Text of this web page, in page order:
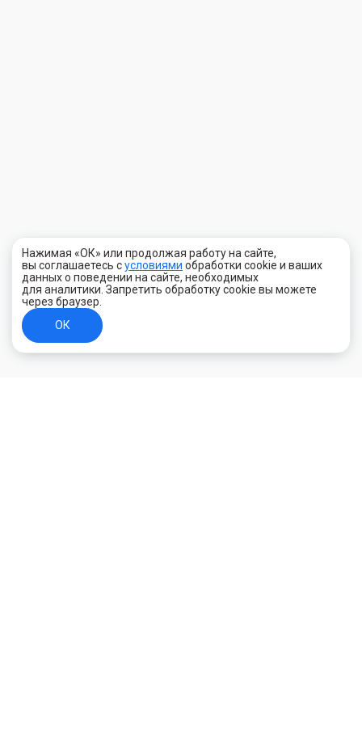
Нажимая «ОК» или продолжая работу на сайте,
вы соглашаетесь сусловиями обработки cookie и ваших
данных о поведении на сайте, необходимых
для аналитики. Запретить обработку cookie вы можете
через браузер.
ОК